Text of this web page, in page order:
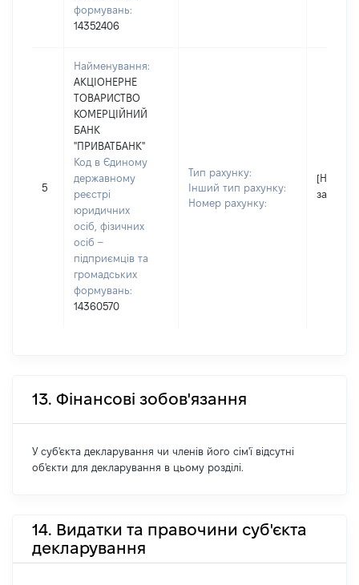
формувань:
14352406
5
Найменування:
АКЦІОНЕРНЕ
ТОВАРИСТВО
КОМЕРЦІЙНИЙ
БАНК
"ПРИВАТБАНК"
Код в Єдиному
державному
реєстрі
юридичних
осіб, фізичних
осіб –
підприємців та
громадських
формувань:
14360570
Тип рахунку:
Інший тип рахунку:
Номер рахунку:
[Не
13. Фінансові зобов'язання
У суб'єкта декларування чи членів його сім'ї відсутні
об'єкти для декларування в цьому розділі.
14. Видатки та правочини суб'єкта
декларування